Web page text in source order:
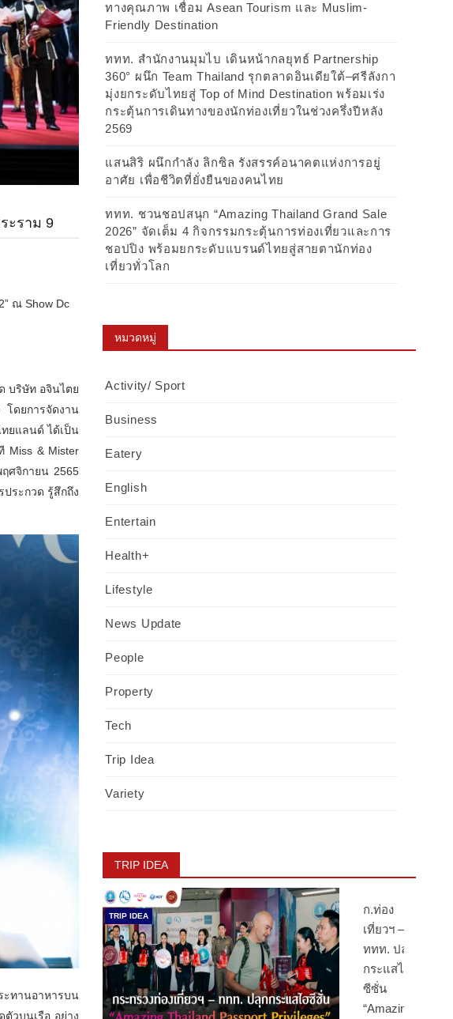
ะราม 9
ณ Show Dc
บริษัท อจินไตย
โดยการจัดงาน
ยแลนด์ ได้เป็น
Miss & Mister
ศจิกายน 2565
ระกวด รู้สึกถึง
ะทานอาหารบน
วบนเรือ อย่าง
ทางคุณภาพ เชื่อม Asean Tourism และ Muslim-
Friendly Destination
ททท. สำนักงานมุมไบ เดินหน้ากลยุทธ์ Partnership
360° ผนึก Team Thailand รุกตลาดอินเดียใต้–ศรีลังกา
มุ่งยกระดับไทยสู่ Top of Mind Destination พร้อมเร่ง
กระตุ้นการเดินทางของนักท่องเที่ยวในช่วงครึ่งปีหลัง
2569
แสนสิริ ผนึกกำลัง ลิกซิล รังสรรค์อนาคตแห่งการอยู่
อาศัย เพื่อชีวิตที่ยั่งยืนของคนไทย
ททท. ชวนชอปสนุก “Amazing Thailand Grand Sale
2026” จัดเต็ม 4 กิจกรรมกระตุ้นการท่องเที่ยวและการ
ชอปปิง พร้อมยกระดับแบรนด์ไทยสู่สายตานักท่อง
เที่ยวทั่วโลก
หมวดหมู่
Activity/ Sport
Business
Eatery
English
Entertain
Health+
Lifestyle
News Update
People
Property
Tech
Trip Idea
Variety
TRIP IDEA
TRIP IDEA
ก.ท่อง
เที่ยวฯ –
ททท. ปลุก
กระแสไฮ
ซีซั่น
“Amazing